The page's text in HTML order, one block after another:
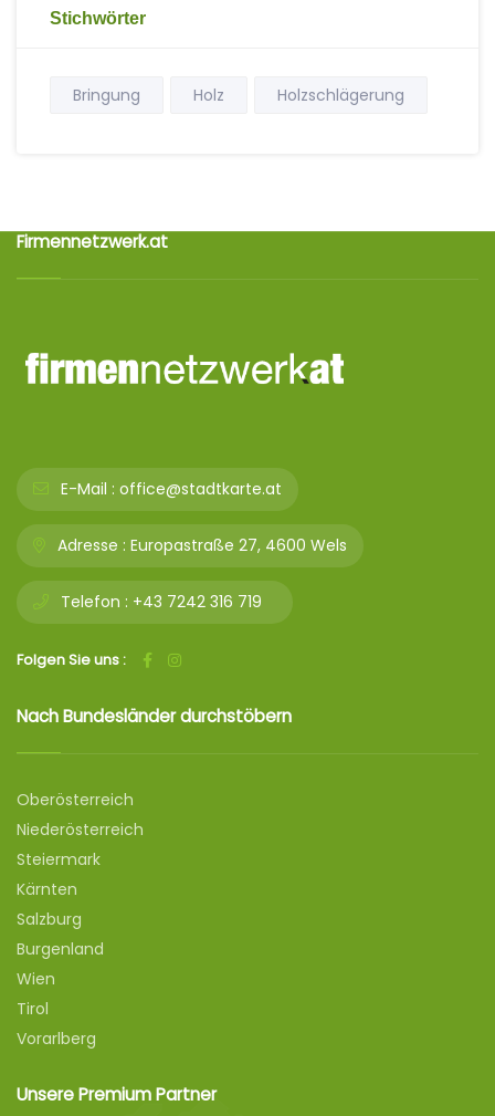
Stichwörter
Bringung Holz Holzschlägerung
Firmennetzwerk.at
E-Mail : office@stadtkarte.at
Adresse : Europastraße 27, 4600 Wels
Telefon : +43 7242 316 719
Folgen Sie uns :
Nach Bundesländer durchstöbern
Oberösterreich
Niederösterreich
Steiermark
Kärnten
Salzburg
Burgenland
Wien
Tirol
Vorarlberg
Unsere Premium Partner